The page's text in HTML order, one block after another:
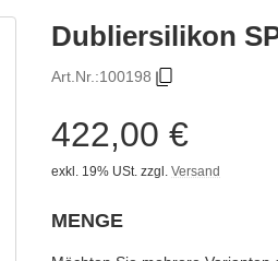
Dubliersilikon
Art.Nr.:100198
422,00 €
exkl. 19% USt. zzgl. Versand
MENGE